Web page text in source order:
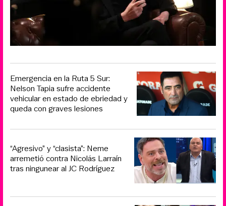
Emergencia en la Ruta 5 Sur:
Nelson Tapia sufre accidente
vehicular en estado de ebriedad y
queda con graves lesiones
“Agresivo” y “clasista”: Neme
arremetió contra Nicolás Larraín
tras ningunear al JC Rodríguez